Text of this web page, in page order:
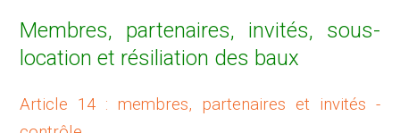
Membres, partenaires, invités, sous-
location et résiliation des baux
Article 14 : membres, partenaires et invités -